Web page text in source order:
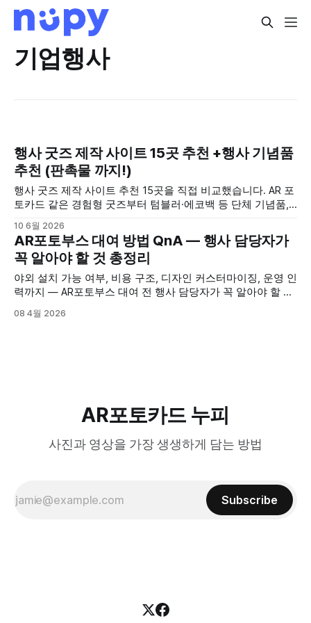
기업행사
행사 굿즈 제작 사이트 15곳 추천 +행사 기념품
추천 (판촉물 까지!)
행사 굿즈 제작 사이트 추천 15곳을 직접 비교했습니다. AR 포
토카드 같은 경험형 굿즈부터 텀블러·에코백 등 단체 기념품,
드입니다.
10 6월 2026
AR포토부스 대여 방법 QnA — 행사 담당자가
꼭 알아야 할 것 총정리
야외 설치 가능 여부, 비용 구조, 디자인 커스터마이징, 운영 인
력까지 — AR포토부스 대여 전 행사 담당자가 꼭 알아야 할 핵
08 4월 2026
AR포토카드 누피
사진과 영상을 가장 생생하게 담는 방법
Subscribe